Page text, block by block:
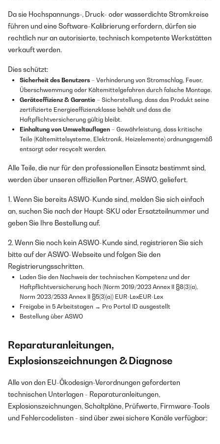
Da sie Hochspannungs-, Druck- oder wasserdichte Stromkreise
führen und eine Software-Kalibrierung erfordern, dürfen sie
rechtlich nur an autorisierte, technisch kompetente Werkstätten
verkauft werden.
Dies schützt:
Sicherheit des Benutzers – Verhinderung von Stromschlag, Feuer,
Überschwemmung oder Kältemittelgefahren durch falsche Montage.
Geräteeffizienz & Garantie – Sicherstellung, dass das Produkt seine
zertifizierte Energieeffizienzklasse behält und dass die
Haftpflichtversicherung gültig bleibt.
Einhaltung von Umweltauflagen – Gewährleistung, dass kritische
Teile (Kältemittelsysteme, Elektronik, Heizelemente) ordnungsgemäß
entsorgt oder recycelt werden.
Alle Teile, die nur für den professionellen Einsatz bestimmt sind,
werden über unseren offiziellen Partner, ASWO, geliefert.
1. Wenn Sie bereits ASWO-Kunde sind, melden Sie sich einfach
an, suchen Sie nach der Haupt-SKU oder Ersatzteilnummer und
geben Sie Ihre Bestellung auf.
2. Wenn Sie noch kein ASWO-Kunde sind, registrieren Sie sich
bitte auf der ASWO-Webseite und folgen Sie den
Registrierungsschritten.
Laden Sie den Nachweis der technischen Kompetenz und der
Haftpflichtversicherung hoch (Norm 2019/2023 Annex II §8(3)(a),
Norm 2023/2533 Annex II §5(3)(a)) EUR-LexEUR-Lex
Freigabe in 5 Arbeitstagen → Pro Portal ID ausgestellt
Bestellung über ASWO
Reparaturanleitungen,
Explosionszeichnungen & Diagnose
Alle von den EU-Ökodesign-Verordnungen geforderten
technischen Unterlagen - Reparaturanleitungen,
Explosionszeichnungen, Schaltpläne, Prüfwerte, Firmware-Tools
und Fehlercodelisten - sind über zwei sichere Kanäle verfügbar: